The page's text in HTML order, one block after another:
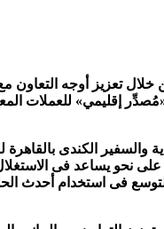
خلال تعزيز أوجه
إقليمي» للعملات
الكندى
نحو يساعد فى
فى استخدام أحدث